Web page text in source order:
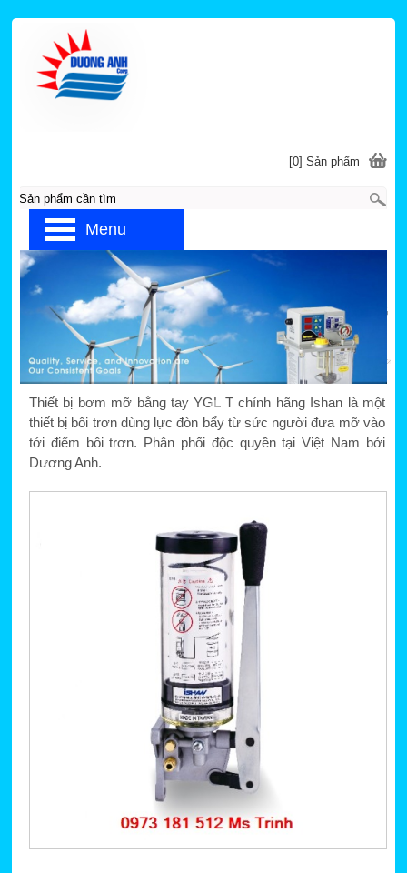
Thiết bị bơm mỡ bằng tay YGL T (có lò xo)
Thiết bị bơm mỡ bằng tay YGL T chính hãng Ishan là một
thiết bị bôi trơn dùng lực đòn bẩy từ sức người đưa mỡ vào
tới điểm bôi trơn. Phân phối độc quyền tại Việt Nam bởi
Dương Anh.
Trang chủ »ISHAN »THIẾT BỊ BƠM DẦU MỠ BẰNG
[0] Sản phẩm
Menu